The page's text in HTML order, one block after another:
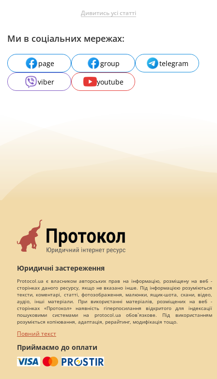
Дивитись усі статті
Ми в соціальних мережах:
page group
telegram
viber
youtube
Юридичні застереження
Protocol.ua є власником авторських прав на інформацію, розміщену на веб -
сторінках даного ресурсу, якщо не вказано інше. Під інформацією розуміються
тексти, коментарі, статті, фотозображення, малюнки, ящик-шота, скани, відео,
аудіо, інші матеріали. При використанні матеріалів, розміщених на веб -
сторінках «Протокол» наявність гіперпосилання відкритого для індексації
пошуковими системами на protocol.ua обов`язкове. Під використанням
розуміється копіювання, адаптація, рерайтинг, модифікація тощо.
Повний текст
Приймаємо до оплати